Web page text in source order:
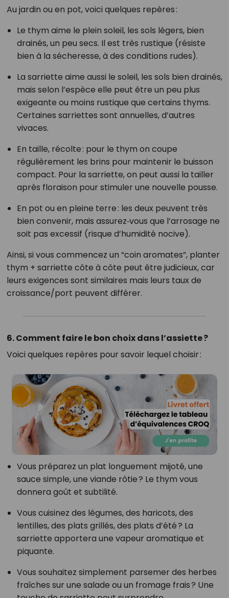
Au jardin ou en pot, voici quelques repères :
Le thym aime le plein soleil, les sols légers, bien
drainés, un peu secs. Il est très rustique (résiste
bien à la sécheresse, à des conditions rudes).
La sarriette aime aussi le soleil, les sols bien drainés,
mais selon l’espèce elle peut être un peu plus
exigeante ou moins rustique que certains thyms.
Certaines sarriettes sont annuelles, d’autres
vivaces.
En taille, récolte : pour le thym on coupe
régulièrement les brins pour maintenir le buisson
compact. Pour la sarriette, on peut aussi la tailler
après floraison pour stimuler une nouvelle pousse.
En pot ou en pleine terre : les deux peuvent très
bien convenir, mais assurez‑vous que l’arrosage ne
soit pas excessif (risque d’humidité nocive).
Ainsi, si vous commencez un “coin aromates”, planter
thym + sarriette côte à côte peut être judicieux, car
leurs exigences sont similaires mais leurs taux de
croissance/port peuvent différer.
6. Comment faire le bon choix dans l’assiette ?
Voici quelques repères pour savoir lequel choisir :
Vous préparez un plat longuement mijoté, une
sauce simple, une viande rôtie ? Le thym vous
donnera goût et subtilité.
Vous cuisinez des légumes, des haricots, des
lentilles, des plats grillés, des plats d’été ? La
sarriette apportera une vapeur aromatique et
piquante.
Vous souhaitez simplement parsemer des herbes
fraîches sur une salade ou un fromage frais ? Une